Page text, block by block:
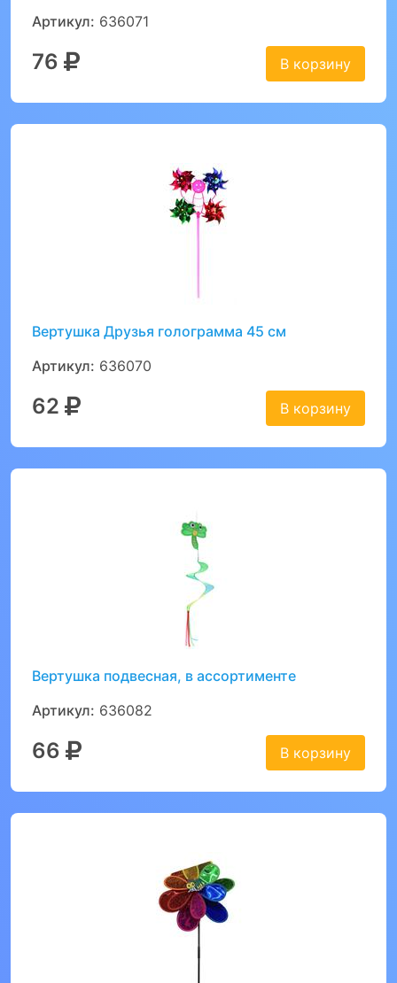
Артикул: 636071
76 В корзину
Вертушка Друзья голограмма 45 см
Артикул: 636070
62 В корзину
Вертушка подвесная, в ассортименте
Артикул: 636082
66 В корзину